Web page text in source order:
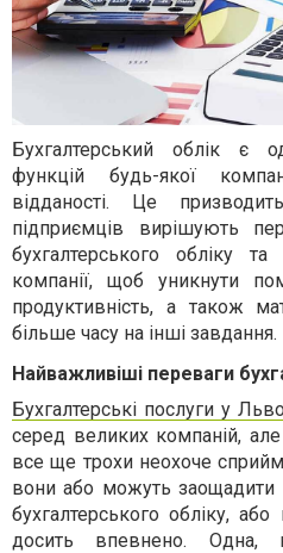
Бухгалтерський облік є
функцій будь-якої
відданості. Це
підприємців вирішують
бухгалтерського обліку та
компанії, щоб уникнути
продуктивність, а також
більше часу на інші завдання.
Найважливіші переваги
Бухгалтерські послуги у
серед великих компаній,
все ще трохи неохоче
вони або можуть заощадити
бухгалтерського обліку,
досить впевнено. Одна,